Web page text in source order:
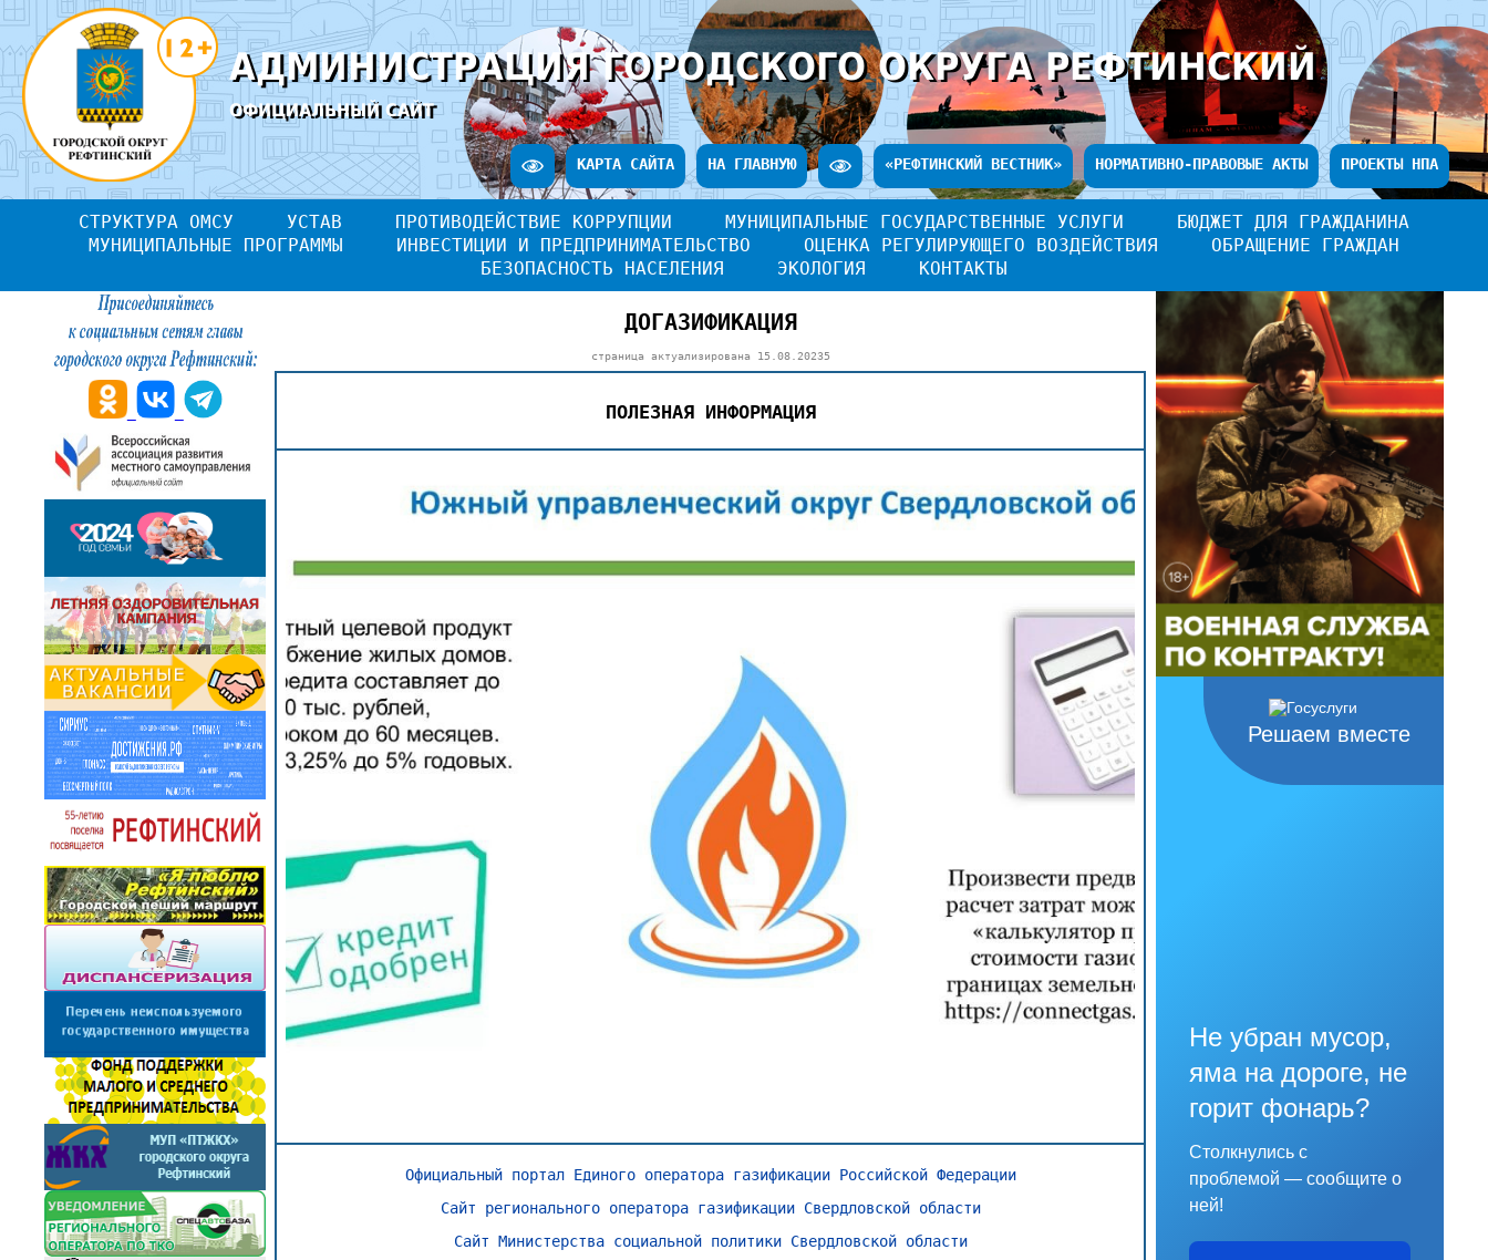
АДМИНИСТРАЦИЯ ГОРОДСКОГО ОКРУГА РЕФТИНСКИЙ
ОФИЦИАЛЬНЫЙ САЙТ
КАРТА САЙТА НА ГЛАВНУЮ «РЕФТИНСКИЙ ВЕСТНИК» НОРМАТИВНО-ПРАВОВЫЕ АКТЫ ПРОЕКТЫ НПА
СТРУКТУРА ОМСУ УСТАВ ПРОТИВОДЕЙСТВИЕ КОРРУПЦИИ МУНИЦИПАЛЬНЫЕ ГОСУДАРСТВЕННЫЕ УСЛУГИ
БЮДЖЕТ ДЛЯ ГРАЖДАНИНА
МУНИЦИПАЛЬНЫЕ ПРОГРАММЫ
ИНВЕСТИЦИИ И ПРЕДПРИНИМАТЕЛЬСТВО ОЦЕНКА РЕГУЛИРУЮЩЕГО ВОЗДЕЙСТВИЯ
ОБРАЩЕНИЕ ГРАЖДАН
БЕЗОПАСНОСТЬ НАСЕЛЕНИЯ
ЭКОЛОГИЯ КОНТАКТЫ
Решаем вместе
Не убран мусор,
яма на дороге, не
горит фонарь?
Столкнулись с
проблемой — сообщите о
ней!
ДОГАЗИФИКАЦИЯ
страница актуализирована 15.08.20235
ПОЛЕЗНАЯ ИНФОРМАЦИЯ
Официальный портал Единого оператора газификации Российской Федерации
Сайт регионального оператора газификации Свердловской области
Сайт Министерства социальной политики Свердловской области